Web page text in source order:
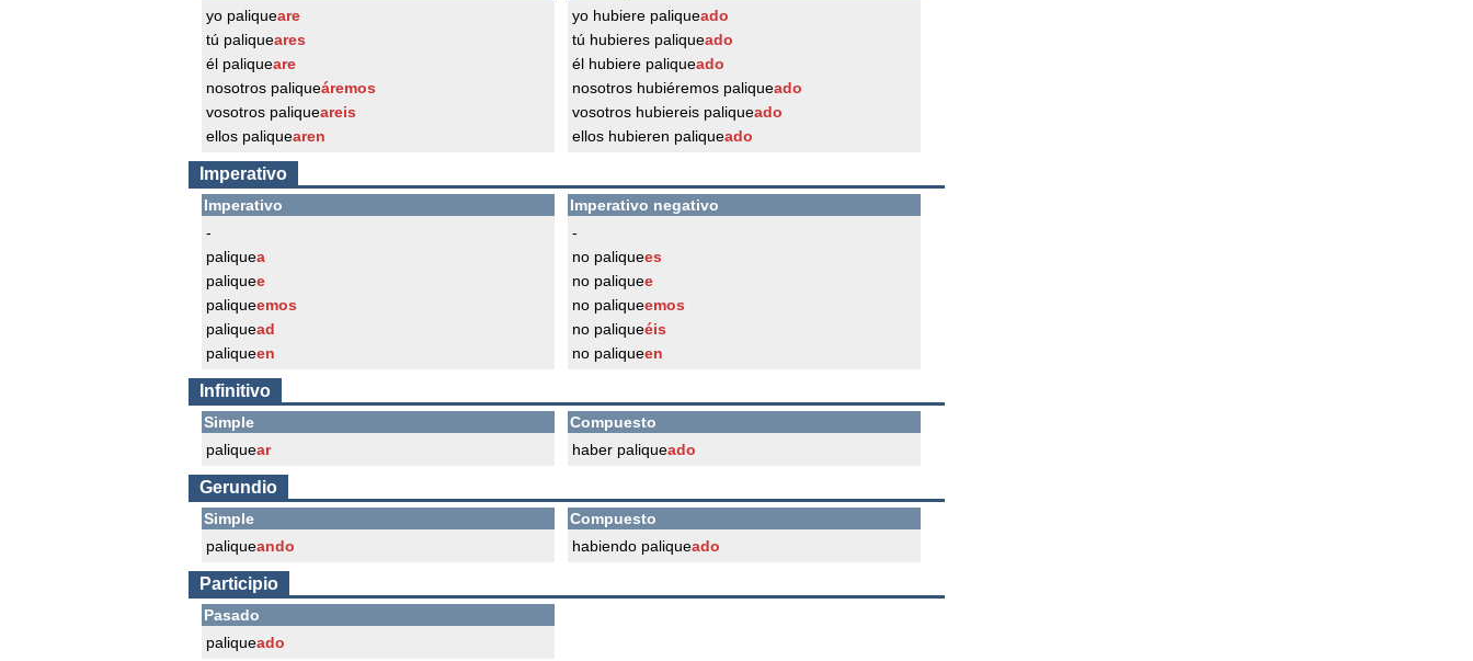
yo paliqueare
tú paliqueares
él paliqueare
nosotros paliqueáremos
vosotros paliqueareis
ellos paliquearen
yo hubiere paliqueado
tú hubieres paliqueado
él hubiere paliqueado
nosotros hubiéremos paliqueado
vosotros hubiereis paliqueado
ellos hubieren paliqueado
Imperativo
Imperativo
-
paliquea
paliquee
paliqueemos
paliquead
paliqueen
Imperativo negativo
-
no paliquees
no paliquee
no paliqueemos
no paliqueéis
no paliqueen
Infinitivo
Simple
paliquear
Compuesto
haber paliqueado
Gerundio
Simple
paliqueando
Compuesto
habiendo paliqueado
Participio
Pasado
paliqueado